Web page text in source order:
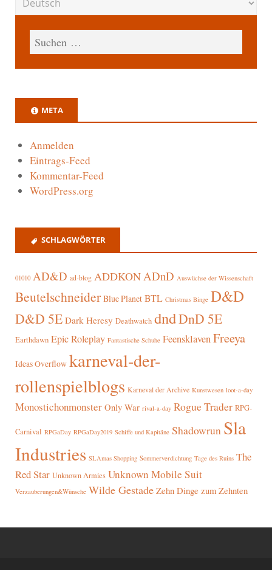
META
Anmelden
Eintrags-Feed
Kommentar-Feed
WordPress.org
SCHLAGWÖRTER
01010 AD&D ad-blog ADDKON ADnD Auswüchse der Wissenschaft
Beutelschneider Blue Planet BTL Christmas Binge D&D
D&D 5E Dark Heresy Deathwatch dndDnD 5E
Earthdawn Epic Roleplay Fantastische Schuhe FeensklavenFreeya
Ideas Overflow karneval-der-
rollenspielblogs Karneval der Archive Kunstwesen loot-a-day
Monostichonmonster Only War rival-a-day Rogue Trader RPG-
Carnival RPGaDay RPGaDay2019 Schiffe und Kapitäne Shadowrun Sla
Industries SLAmas Shopping Sommerverdichtung Tage des Ruins The
Red Star Unknown Armies Unknown Mobile Suit
Verzauberungen&Wünsche Wilde Gestade Zehn Dinge zum Zehnten